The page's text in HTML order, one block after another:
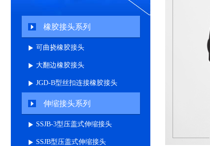
橡胶接头系列
可曲挠橡胶接头
大翻边橡胶接头
JGD-B型丝扣连接橡胶接头
伸缩接头系列
SSJB-3型压盖式伸缩接头
SSJB型压盖式伸缩接头